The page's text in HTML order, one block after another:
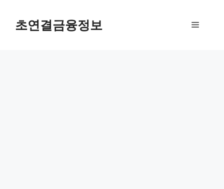
초연결금융정보 메